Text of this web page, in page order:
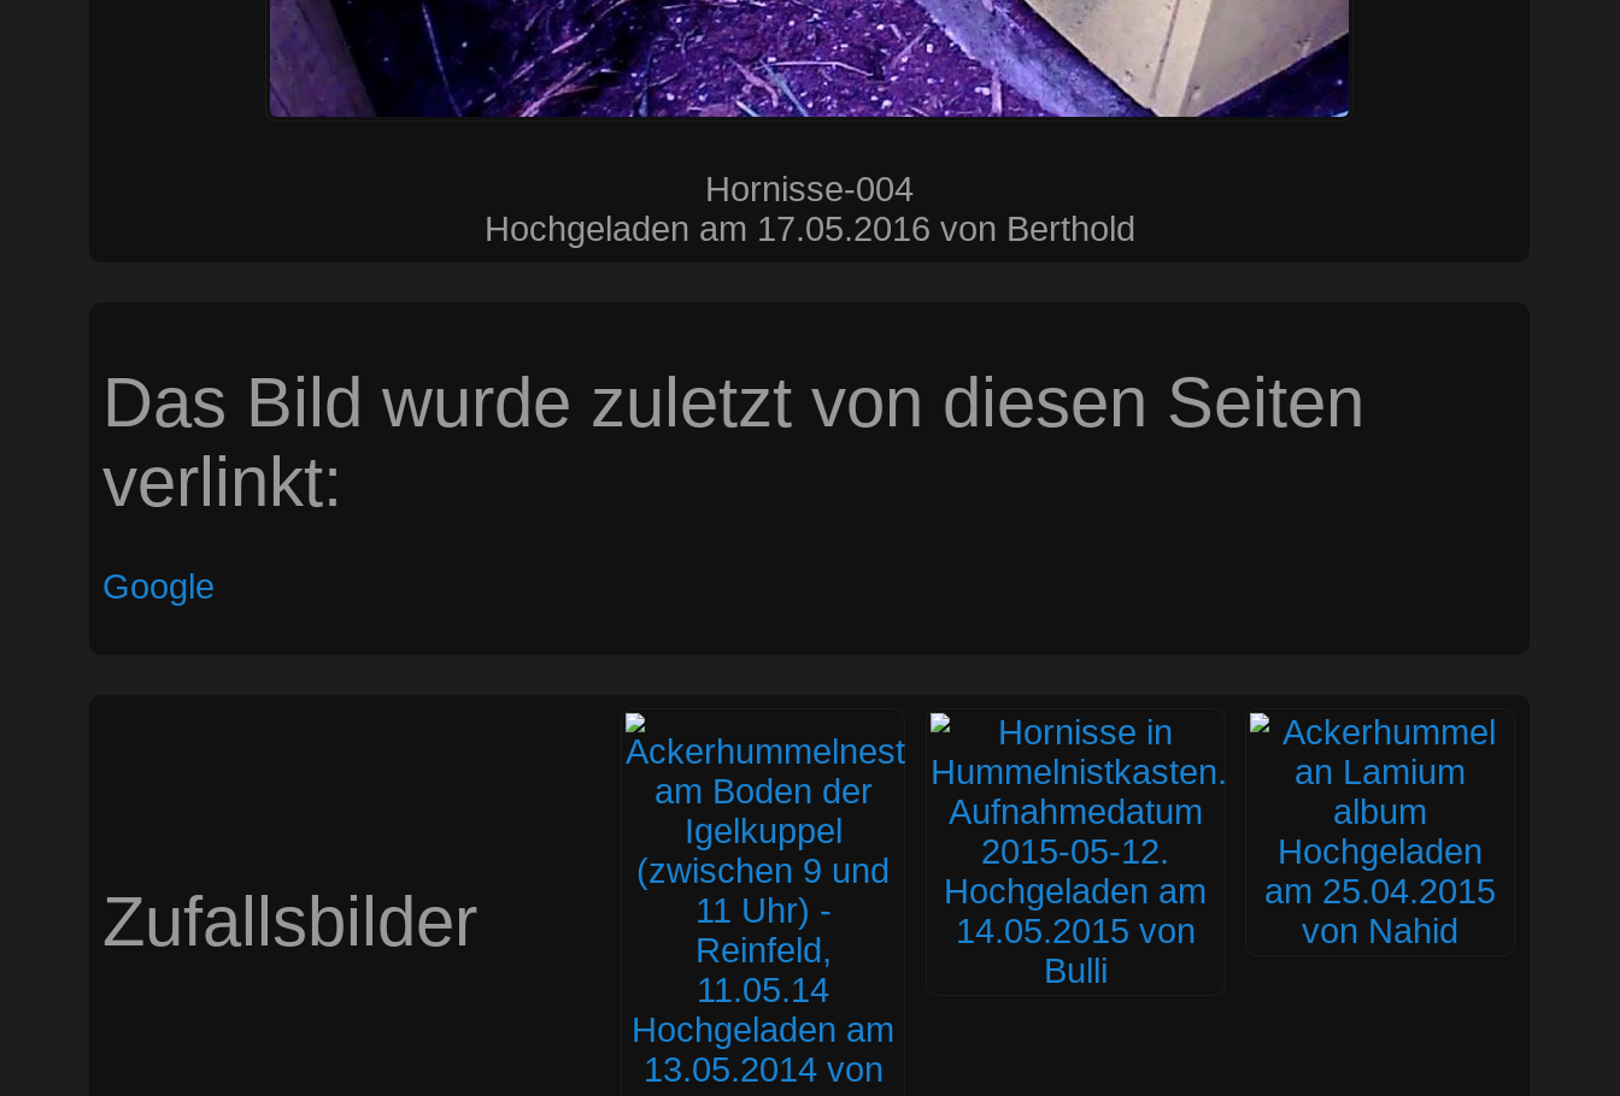
Hornisse-004
Hochgeladen am 17.05.2016 von Berthold
Das Bild wurde zuletzt von diesen Seiten
verlinkt:
Google
Zufallsbilder